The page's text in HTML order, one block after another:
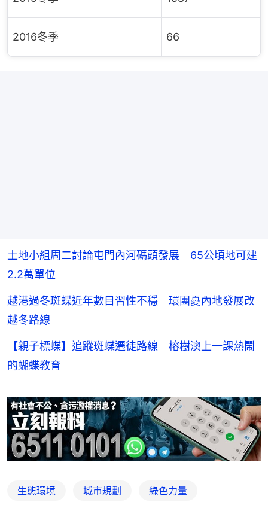
2016冬季 66
土地小組周二討論屯門內河碼頭發展 65公頃地可建
2.2萬單位
越港過冬斑蝶近年數目習性不穩 環團憂內地發展改
越冬路線
【親子標蝶】追蹤斑蝶遷徒路線 榕樹澳上一課熱鬧
的蝴蝶教育
生態環境 城市規劃 綠色力量